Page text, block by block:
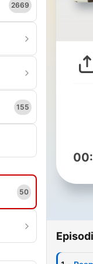
2669
155
50